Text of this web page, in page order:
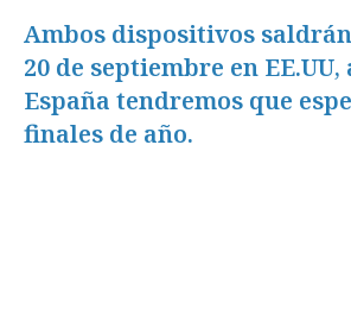
Ambos dispositivos
20 de septiembre en
España tendremos que
finales de año.